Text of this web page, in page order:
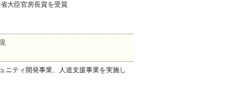
大臣官房長賞を受賞
ニティ開発事業、人道支援事業を実施し